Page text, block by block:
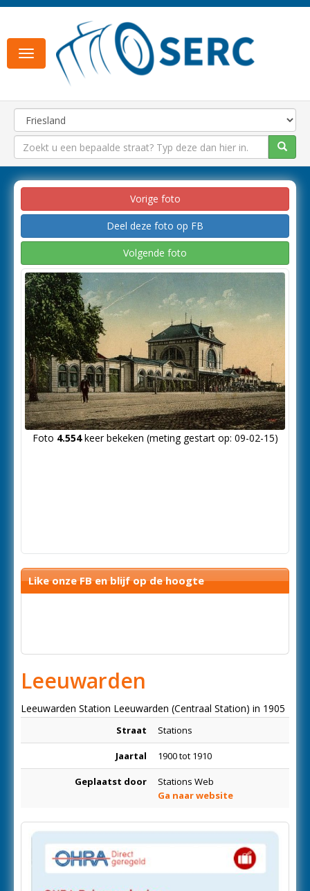
Toggle
navigation
Vorige foto
Deel deze foto op FB
Volgende foto
Foto 4.554keer bekeken (meting gestart op: 09-02-15)
Like onze FB en blijf op de hoogte
Leeuwarden
Leeuwarden Station Leeuwarden (Centraal Station) in 1905
Straat Stations
Jaartal 1900 tot 1910
Geplaatst door
Stations Web
Ga naar website